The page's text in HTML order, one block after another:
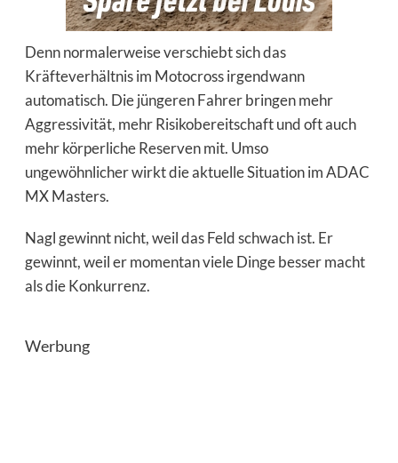
Denn normalerweise verschiebt sich das
Kräfteverhältnis im Motocross irgendwann
automatisch. Die jüngeren Fahrer bringen mehr
Aggressivität, mehr Risikobereitschaft und oft auch
mehr körperliche Reserven mit. Umso
ungewöhnlicher wirkt die aktuelle Situation im ADAC
MX Masters.
Nagl gewinnt nicht, weil das Feld schwach ist. Er
gewinnt, weil er momentan viele Dinge besser macht
als die Konkurrenz.
Werbung